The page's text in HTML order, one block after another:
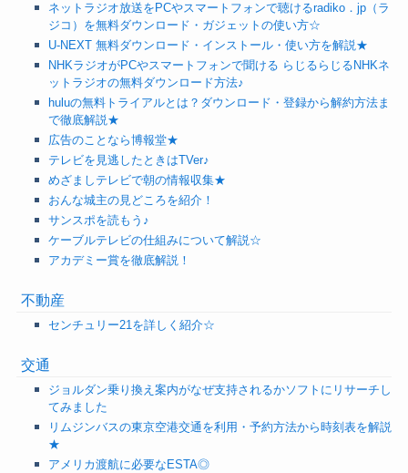
ネットラジオ放送をPCやスマートフォンで聴けるradiko．jp（ラ
ジコ）を無料ダウンロード・ガジェットの使い方☆
U-NEXT 無料ダウンロード・インストール・使い方を解説★
NHKラジオがPCやスマートフォンで聞ける らじるらじるNHKネ
ットラジオの無料ダウンロード方法♪
huluの無料トライアルとは？ダウンロード・登録から解約方法ま
で徹底解説★
広告のことなら博報堂★
テレビを見逃したときはTVer♪
めざましテレビで朝の情報収集★
おんな城主の見どころを紹介！
サンスポを読もう♪
ケーブルテレビの仕組みについて解説☆
アカデミー賞を徹底解説！
不動産
センチュリー21を詳しく紹介☆
交通
ジョルダン乗り換え案内がなぜ支持されるかソフトにリサーチし
てみました
リムジンバスの東京空港交通を利用・予約方法から時刻表を解説
★
アメリカ渡航に必要なESTA◎